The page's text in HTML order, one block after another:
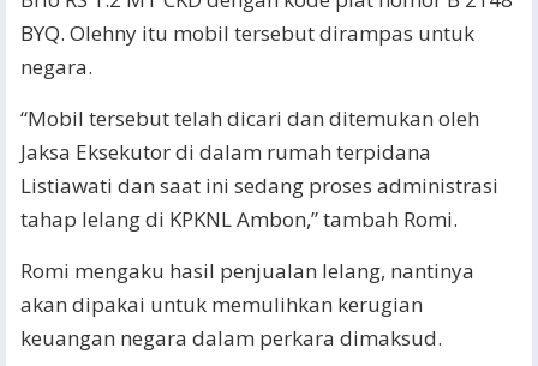
BYQ. Olehny itu mobil tersebut dirampas untuk
negara.
“Mobil tersebut telah dicari dan ditemukan oleh
Jaksa Eksekutor di dalam rumah terpidana
Listiawati dan saat ini sedang proses administrasi
tahap lelang di KPKNL Ambon,” tambah Romi.
Romi mengaku hasil penjualan lelang, nantinya
akan dipakai untuk memulihkan kerugian
keuangan negara dalam perkara dimaksud.